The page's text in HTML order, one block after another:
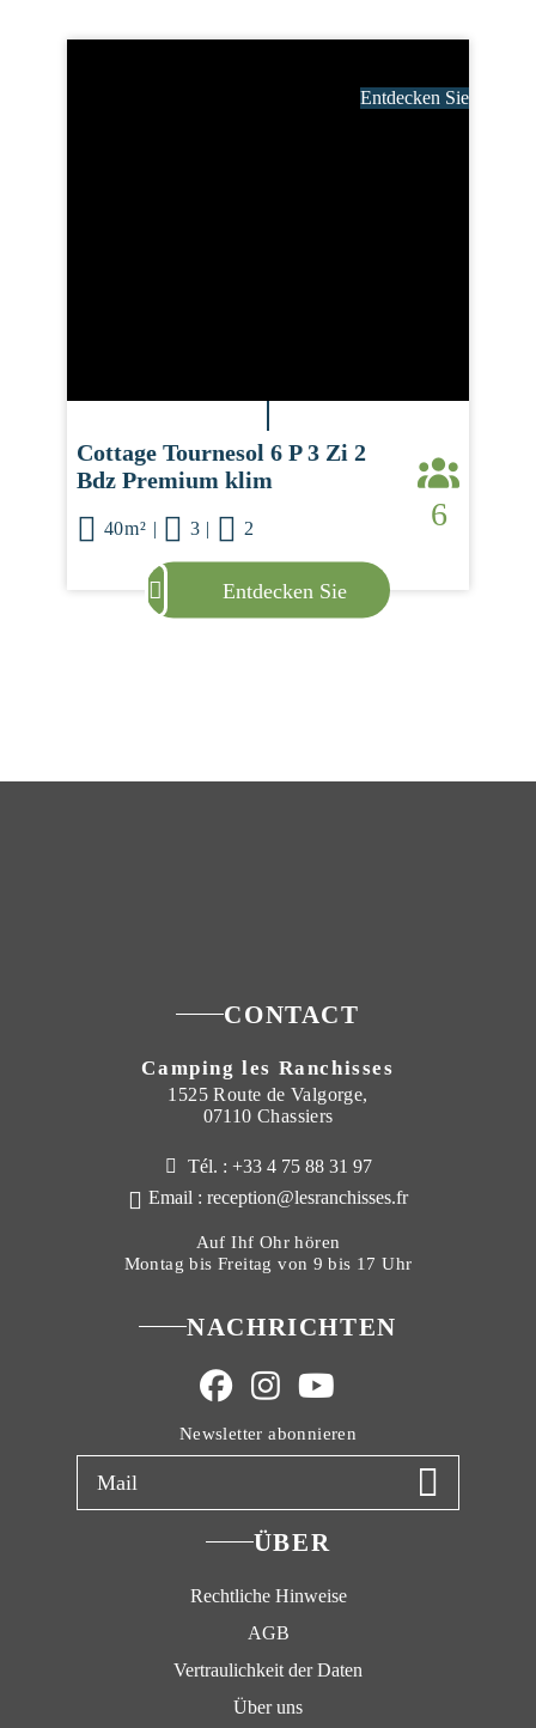
Entdecken Sie
Cottage Tournesol 6 P 3 Zi 2
Bdz Premium klim
40m² | 3 | 2 6
Entdecken Sie
CONTACT
Camping les Ranchisses
1525 Route de Valgorge,
07110 Chassiers
Tél. : +33 4 75 88 31 97
Email : reception@lesranchisses.fr
Auf Ihf Ohr hören
Montag bis Freitag von 9 bis 17 Uhr
NACHRICHTEN
Newsletter abonnieren
ÜBER
Rechtliche Hinweise
AGB
Vertraulichkeit der Daten
Über uns